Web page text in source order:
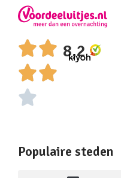
8,2
Populaire steden